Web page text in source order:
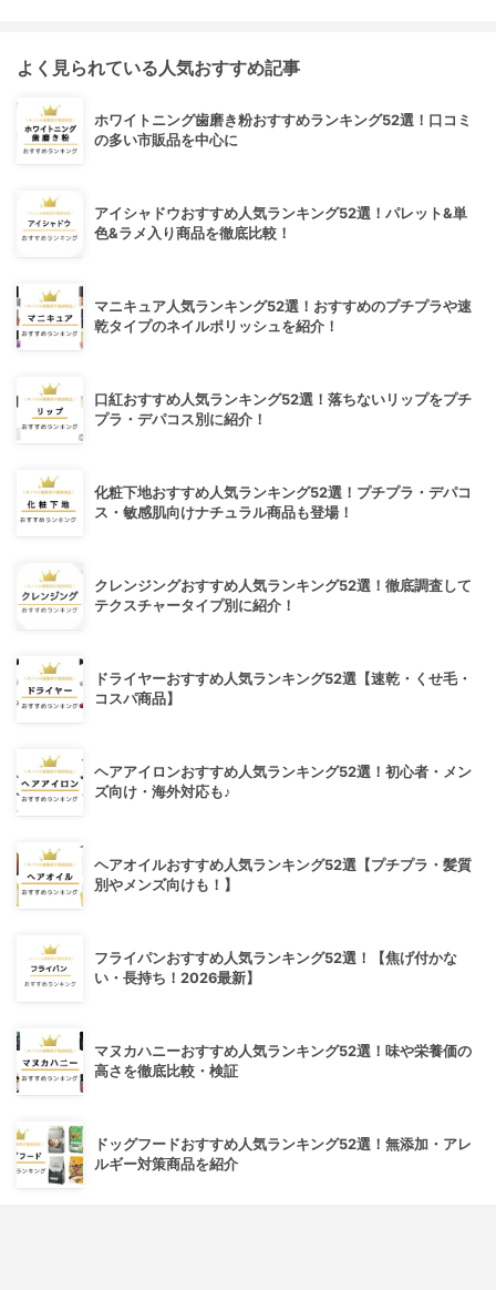
よく見られている人気おすすめ記事
ホワイトニング歯磨き粉おすすめランキング52選！口コミ
の多い市販品を中心に
アイシャドウおすすめ人気ランキング52選！パレット&単
色&ラメ入り商品を徹底比較！
マニキュア人気ランキング52選！おすすめのプチプラや速
乾タイプのネイルポリッシュを紹介！
口紅おすすめ人気ランキング52選！落ちないリップをプチ
プラ・デパコス別に紹介！
化粧下地おすすめ人気ランキング52選！プチプラ・デパコ
ス・敏感肌向けナチュラル商品も登場！
クレンジングおすすめ人気ランキング52選！徹底調査して
テクスチャータイプ別に紹介！
ドライヤーおすすめ人気ランキング52選【速乾・くせ毛・
コスパ商品】
ヘアアイロンおすすめ人気ランキング52選！初心者・メン
ズ向け・海外対応も♪
ヘアオイルおすすめ人気ランキング52選【プチプラ・髪質
別やメンズ向けも！】
フライパンおすすめ人気ランキング52選！【焦げ付かな
い・長持ち！2026最新】
マヌカハニーおすすめ人気ランキング52選！味や栄養価の
高さを徹底比較・検証
ドッグフードおすすめ人気ランキング52選！無添加・アレ
ルギー対策商品を紹介